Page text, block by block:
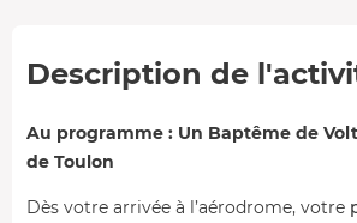
Description de
Au programme : Un Baptême de
de Toulon
Dès votre arrivée à l’aérodrome, votre